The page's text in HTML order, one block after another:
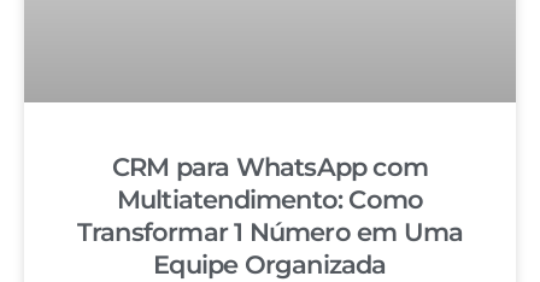
CRM para WhatsApp com
Multiatendimento: Como
Transformar 1 Número em Uma
Equipe Organizada